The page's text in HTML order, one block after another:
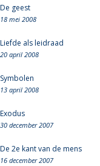
De geest
18 mei 2008
Liefde als leidraad
20 april 2008
Symbolen
13 april 2008
Exodus
30 december 2007
De 2e kant van de mens
16 december 2007